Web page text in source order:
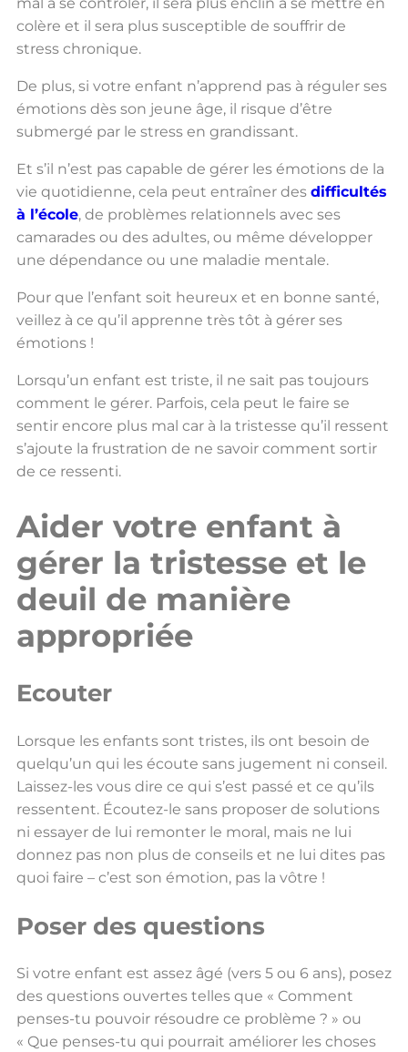
colère et il sera plus susceptible de souffrir de
stress chronique.
De plus, si votre enfant n’apprend pas à réguler ses
émotions dès son jeune âge, il risque d’être
submergé par le stress en grandissant.
Et s’il n’est pas capable de gérer les émotions de la
vie quotidienne, cela peut entraîner des difficultés
à l’école, de problèmes relationnels avec ses
camarades ou des adultes, ou même développer
une dépendance ou une maladie mentale.
Pour que l’enfant soit heureux et en bonne santé,
veillez à ce qu’il apprenne très tôt à gérer ses
émotions !
Lorsqu’un enfant est triste, il ne sait pas toujours
comment le gérer. Parfois, cela peut le faire se
sentir encore plus mal car à la tristesse qu’il ressent
s’ajoute la frustration de ne savoir comment sortir
de ce ressenti.
Aider votre enfant à
gérer la tristesse et le
deuil de manière
appropriée
Ecouter
Lorsque les enfants sont tristes, ils ont besoin de
quelqu’un qui les écoute sans jugement ni conseil.
Laissez-les vous dire ce qui s’est passé et ce qu’ils
ressentent. Écoutez-le sans proposer de solutions
ni essayer de lui remonter le moral, mais ne lui
donnez pas non plus de conseils et ne lui dites pas
quoi faire – c’est son émotion, pas la vôtre !
Poser des questions
Si votre enfant est assez âgé (vers 5 ou 6 ans), posez
des questions ouvertes telles que « Comment
penses-tu pouvoir résoudre ce problème ? » ou
« Que penses-tu qui pourrait améliorer les choses